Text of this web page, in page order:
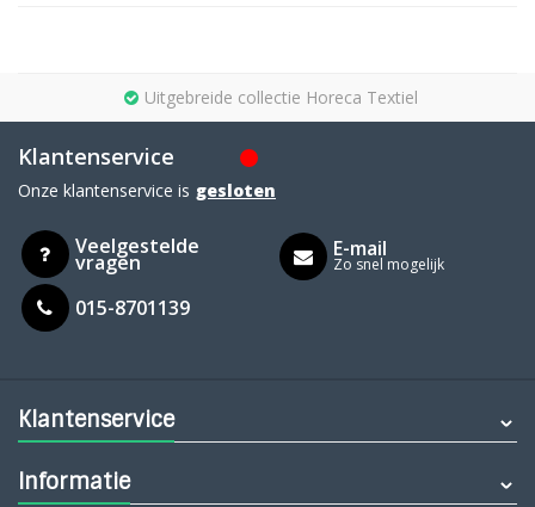
Uitgebreide collectie Horeca Textiel
Klantenservice
Onze klantenservice is gesloten
Veelgestelde
vragen
015-8701139
E-mail
Zo snel mogelijk
Klantenservice
Informatie